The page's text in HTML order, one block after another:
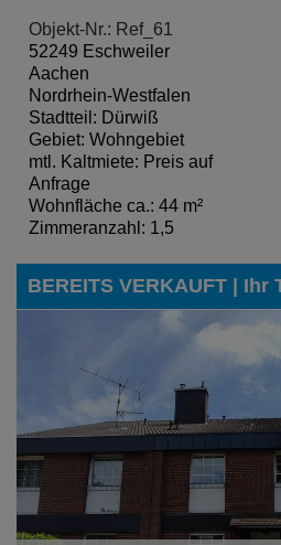
Objekt-Nr.: Ref_61
52249 Eschweiler
Aachen
Nordrhein-Westfalen
Stadtteil: Dürwiß
Gebiet: Wohngebiet
mtl. Kaltmiete: Preis auf
Anfrage
Wohnfläche ca.: 44 m²
Zimmeranzahl: 1,5